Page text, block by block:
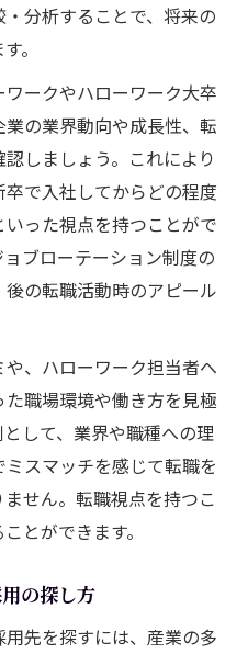
分析することで、将来の
。
ークやハローワーク大卒
の業界動向や成長性、転
しましょう。これにより
卒で入社してからどの程度
った視点を持つことがで
ブローテーション制度の
の転職活動時のアピール
、ハローワーク担当者へ
職場環境や働き方を見極
して、業界や職種への理
スマッチを感じて転職を
せん。転職視点を持つこ
とができます。
の探し方
先を探すには、産業の多